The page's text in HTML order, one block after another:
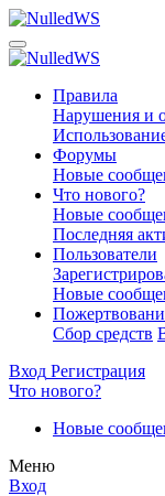
Правила
Нарушения и
Форумы
Новые
Что нового?
Новые
Последняя
Пользователи
Новые
Сбор средств
Вход Регистрация
Что нового?
Новые
Меню
Вход